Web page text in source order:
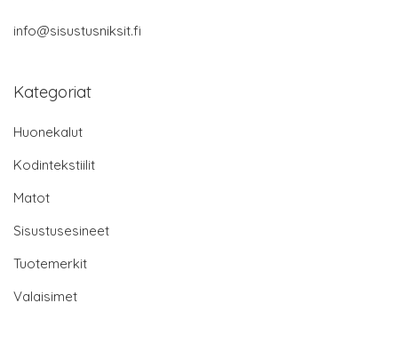
info@sisustusniksit.fi
Kategoriat
Huonekalut
Kodintekstiilit
Matot
Sisustusesineet
Tuotemerkit
Valaisimet